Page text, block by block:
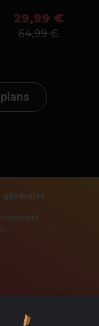
29,99 €
64,99 €
générales